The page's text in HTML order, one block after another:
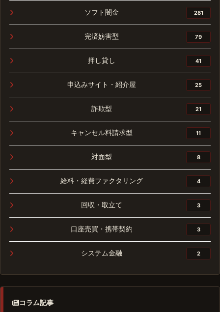
ソフト闇金 281
完済妨害型 79
押し貸し 41
申込みサイト・紹介屋 25
詐欺型 21
キャンセル料請求型 11
対面型 8
給料・経費ファクタリング 4
回収・取立て 3
口座売買・携帯契約 3
システム金融 2
コラム記事